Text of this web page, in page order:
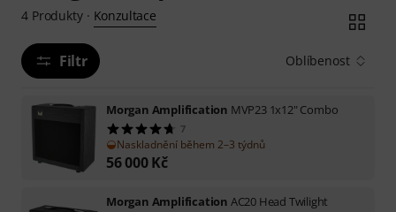
4 Produkty· Konzultace
Filtr Oblíbenost
Morgan Amplification MVP23 1x12" Combo
7
Naskladnění během 2–3 týdnů
56 000 Kč
Morgan Amplification AC20 Head Twilight